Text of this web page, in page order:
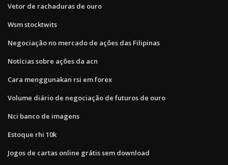
Vetor de rachaduras de ouro
Wsm stocktwits
Negociação no mercado de ações das Filipinas
Notícias sobre ações da acn
Cara menggunakan rsi em forex
Volume diário de negociação de futuros de ouro
Nci banco de imagens
Estoque rhi 10k
Jogos de cartas online grátis sem download